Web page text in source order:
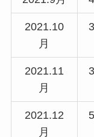
2021.10
月
2021.11
月
2021.12
月